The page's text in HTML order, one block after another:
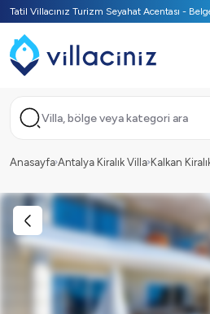
Tatil Villacınız Turizm Seyahat Acentası -
Villa, bölge veya kategori ara
Anasayfa Antalya Kiralık Villa Kalkan